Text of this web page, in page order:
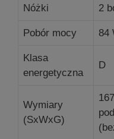
Nóżki 2
Pobór mocy 84
Klasa
energetyczna
D
Wymiary
(SxWxG)